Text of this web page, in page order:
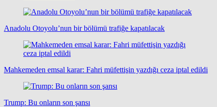
Anadolu Otoyolu’nun bir bölümü trafiğe kapatılacak
Mahkemeden emsal karar: Fahri müfettişin yazdığı ceza iptal edildi
Trump: Bu onların son şansı